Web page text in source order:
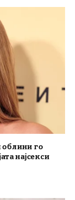
го
најсекси